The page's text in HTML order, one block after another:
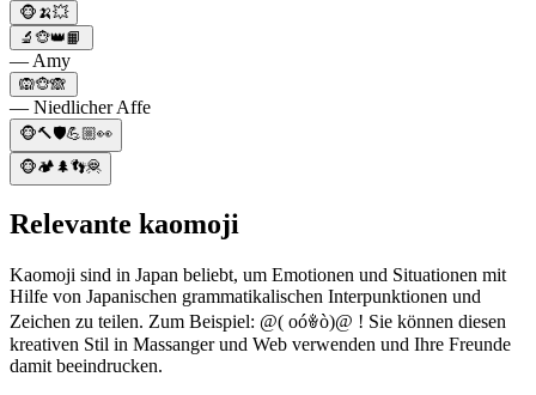
🐵🍌💥
🔬🐵👑📙
— Amy
🙉🐵🙈
— Niedlicher Affe
🐵🔨🛡️💪🏼👀
🐵🏕️🌲👣🦧
Relevante kaomoji
Kaomoji sind in Japan beliebt, um Emotionen und Situationen mit
Hilfe von Japanischen grammatikalischen Interpunktionen und
Zeichen zu teilen. Zum Beispiel: @( oóꎴò)@ ! Sie können diesen
kreativen Stil in Massanger und Web verwenden und Ihre Freunde
damit beeindrucken.